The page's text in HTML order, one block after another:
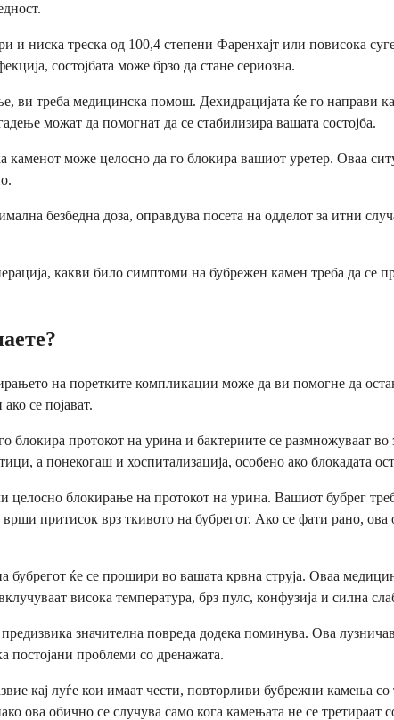
и ниска треска од 100,4 степени Фаренхајт или повисока
состојбата може брзо да стане сериозна.
ви треба медицинска помош. Дехидрацијата ќе го направи
можат да помогнат да се стабилизира вашата состојба.
може целосно да го блокира вашиот уретер. Оваа
безбедна доза, оправдува посета на одделот за итни
какви било симптоми на бубрежен камен треба да се
на поретките компликации може да ви помогне да
се појават.
протокот на урина и бактериите се размножуваат
а понекогаш и хоспитализација, особено ако блокадата
блокирање на протокот на урина. Вашиот бубрег
притисок врз ткивото на бубрегот. Ако се фати рано,
ќе се прошири во вашата крвна струја. Оваа
висока температура, брз пулс, конфузија и силна
значителна повреда додека поминува. Ова
проблеми со дренажата.
кај луѓе кои имаат чести, повторливи бубрежни камења
ова обично се случува само кога камењата не се третираат